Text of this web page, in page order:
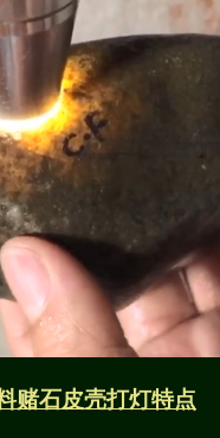
赌石皮壳打灯特点